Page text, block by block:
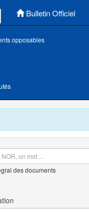
Bulletin Officiel
opposables
des documents